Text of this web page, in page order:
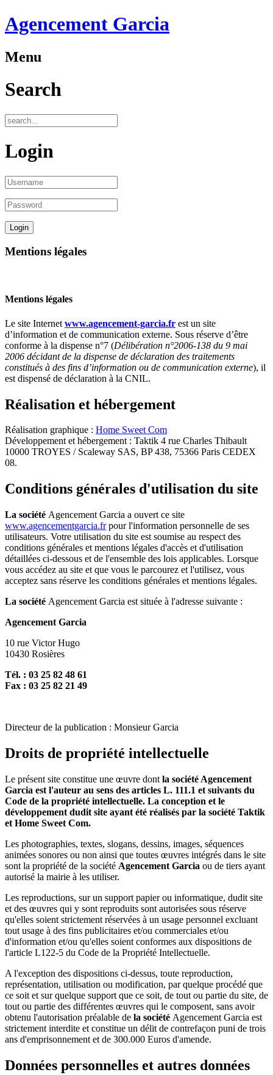
Agencement Garcia
Menu
Search
Login
Mentions légales
Mentions légales
Le site Internet www.agencement-garcia.fr est un site
d’information et de communication externe. Sous réserve d’être
conforme à la dispense n°7 (Délibération n°2006-138 du 9 mai
2006 décidant de la dispense de déclaration des traitements
constitués à des fins d’information ou de communication externe), il
est dispensé de déclaration à la CNIL.
Réalisation et hébergement
Réalisation graphique : Home Sweet Com
Développement et hébergement : Taktik 4 rue Charles Thibault
10000 TROYES / Scaleway SAS, BP 438, 75366 Paris CEDEX
08.
Conditions générales d'utilisation du site
La société Agencement Garcia a ouvert ce site
www.agencementgarcia.frpour l'information personnelle de ses
utilisateurs. Votre utilisation du site est soumise au respect des
conditions générales et mentions légales d'accès et d'utilisation
détaillées ci-dessous et de l'ensemble des lois applicables. Lorsque
vous accédez au site et que vous le parcourez et l'utilisez, vous
acceptez sans réserve les conditions générales et mentions légales.
La société Agencement Garcia est située à l'adresse suivante :
Agencement Garcia
10 rue Victor Hugo
10430 Rosières
Tél. : 03 25 82 48 61
Fax : 03 25 82 21 49
Directeur de la publication : Monsieur Garcia
Droits de propriété intellectuelle
Le présent site constitue une œuvre dont la société Agencement
Garcia est l'auteur au sens des articles L. 111.1 et suivants du
Code de la propriété intellectuelle. La conception et le
développement dudit site ayant été réalisés par la société Taktik
et Home Sweet Com.
Les photographies, textes, slogans, dessins, images, séquences
animées sonores ou non ainsi que toutes œuvres intégrés dans le site
sont la propriété de la société Agencement Garcia ou de tiers ayant
autorisé la mairie à les utiliser.
Les reproductions, sur un support papier ou informatique, dudit site
et des œuvres qui y sont reproduits sont autorisées sous réserve
qu'elles soient strictement réservées à un usage personnel excluant
tout usage à des fins publicitaires et/ou commerciales et/ou
d'information et/ou qu'elles soient conformes aux dispositions de
l'article L122-5 du Code de la Propriété Intellectuelle.
A l'exception des dispositions ci-dessus, toute reproduction,
représentation, utilisation ou modification, par quelque procédé que
ce soit et sur quelque support que ce soit, de tout ou partie du site, de
tout ou partie des différentes œuvres qui le composent, sans avoir
obtenu l'autorisation préalable de la société Agencement Garcia est
strictement interdite et constitue un délit de contrefaçon puni de trois
ans d'emprisonnement et de 300.000 Euros d'amende.
Données personnelles et autres données